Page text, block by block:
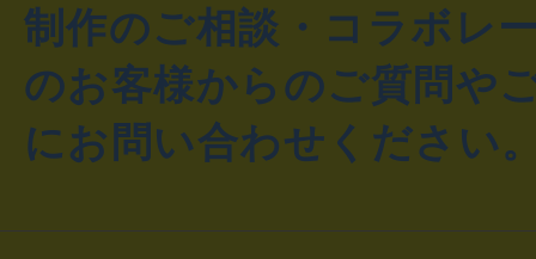
制作のご相談・コラボレ
のお客様からのご質問や
にお問い合わせください